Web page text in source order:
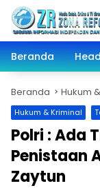
Langsung
konten
Beranda
Beranda Hukum
Hukum & Kriminal
Polri : Ada
Penistaan
Zaytun